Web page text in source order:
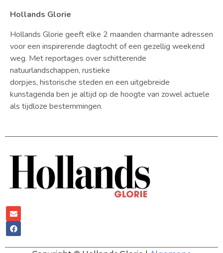
Hollands Glorie
Hollands Glorie geeft elke 2 maanden charmante adressen
voor een inspirerende dagtocht of een gezellig weekend
weg. Met reportages over schitterende
natuurlandschappen, rustieke
dorpjes, historische steden en een uitgebreide
kunstagenda ben je altijd op de hoogte van zowel actuele
als tijdloze bestemmingen.